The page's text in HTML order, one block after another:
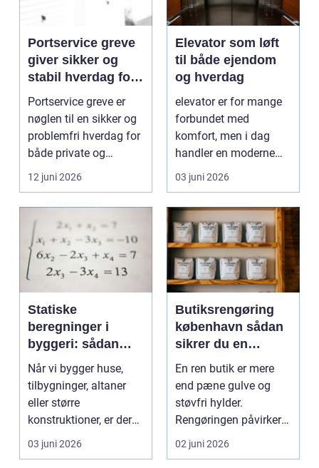
Portservice greve
giver sikker og
stabil hverdag for
porte
Portservice greve er
nøglen til en sikker og
problemfri hverdag for
både private og
virksomheder, de...
12 juni 2026
Elevator som løft
til både ejendom
og hverdag
elevator er for mange
forbundet med
komfort, men i dag
handler en moderne
elevator lige så meg...
03 juni 2026
Statiske
beregninger i
byggeri: sådan
skaber de
sikkerhed og
tryghed
Når vi bygger huse,
tilbygninger, altaner
eller større
konstruktioner, er der
én ting, der altid ska...
03 juni 2026
Butiksrengøring
københavn sådan
sikrer du en
indbydende butik
hver dag
En ren butik er mere
end pæne gulve og
støvfri hylder.
Rengøringen påvirker
kundernes
førstehåndsind...
02 juni 2026